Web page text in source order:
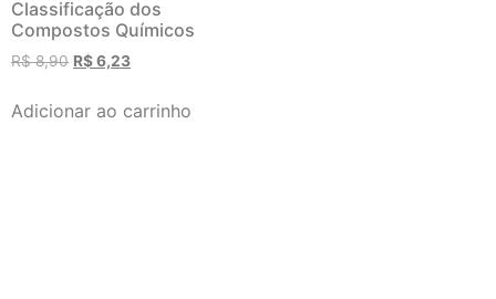
Classificação dos
Compostos Químicos
R$8,90 R$6,23
Adicionar ao carrinho